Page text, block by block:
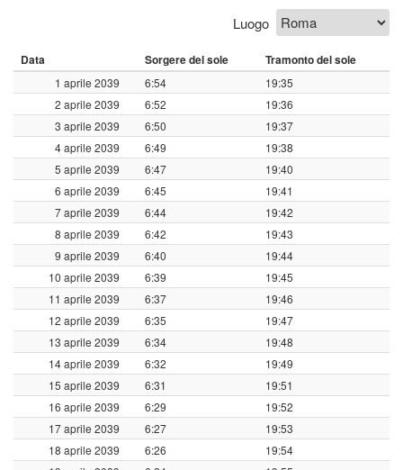
Luogo
Data Sorgere del sole Tramonto del sole
1 aprile 2039 6:54
19:35
2 aprile 2039
6:52
19:36
3 aprile 2039
6:50
19:37
4 aprile 2039
6:49
19:38
5 aprile 2039
6:47
19:40
6 aprile 2039
6:45
19:41
7 aprile 2039
6:44
19:42
8 aprile 2039
6:42
19:43
9 aprile 2039
6:40
19:44
10 aprile 2039
6:39
19:45
11 aprile 2039
6:37
19:46
12 aprile 2039
6:35
19:47
13 aprile 2039
6:34
19:48
14 aprile 2039
6:32
19:49
15 aprile 2039
6:31
19:51
16 aprile 2039
6:29
19:52
17 aprile 2039
6:27
19:53
18 aprile 2039
6:26
19:54